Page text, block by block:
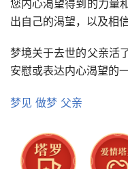
您内心渴望得到的力量
出自己的渴望，以及相
梦境关于去世的父亲活
安慰或表达内心渴望的
梦见 做梦 父亲